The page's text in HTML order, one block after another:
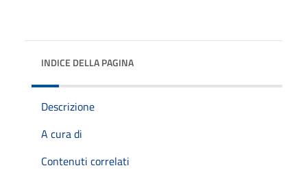
INDICE DELLA PAGINA
Descrizione
A cura di
Contenuti correlati